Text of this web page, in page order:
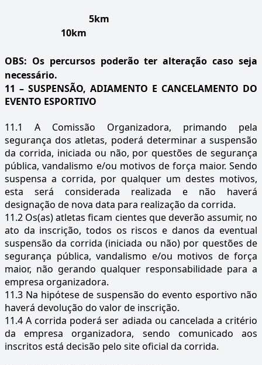
10km
OBS: Os percursos poderão ter alteração caso seja
necessário.
11 – SUSPENSÃO, ADIAMENTO E CANCELAMENTO DO
EVENTO ESPORTIVO
11.1 A Comissão Organizadora, primando pela
segurança dos atletas, poderá determinar a suspensão
da corrida, iniciada ou não, por questões de segurança
pública, vandalismo e/ou motivos de força maior. Sendo
suspensa a corrida, por qualquer um destes motivos,
esta será considerada realizada e não haverá
designação de nova data para realização da corrida.
11.2 Os(as) atletas ficam cientes que deverão assumir, no
ato da inscrição, todos os riscos e danos da eventual
suspensão da corrida (iniciada ou não) por questões de
segurança pública, vandalismo e/ou motivos de força
maior, não gerando qualquer responsabilidade para a
empresa organizadora.
11.3 Na hipótese de suspensão do evento esportivo não
haverá devolução do valor de inscrição.
11.4 A corrida poderá ser adiada ou cancelada a critério
da empresa organizadora, sendo comunicado aos
inscritos está decisão pelo site oficial da corrida.